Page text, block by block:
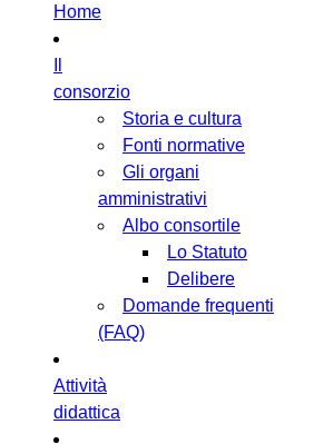
Home
consorzio
Storia e cultura
Fonti normative
Gli organi
amministrativi
Albo consortile
Lo Statuto
Delibere
Domande frequenti
(FAQ)
Attività
didattica